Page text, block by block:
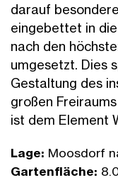
darauf
eingebettet in
nach den
umgesetzt. Dies
Gestaltung des
großen
ist dem Element
Lage: Moosdorf
Gartenfläche: